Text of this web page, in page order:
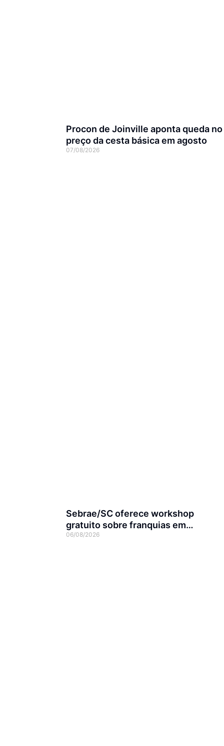
Procon de Joinville aponta queda no
preço da cesta básica em agosto
07/08/2026
Sebrae/SC oferece workshop
gratuito sobre franquias em
Joinville
06/08/2026